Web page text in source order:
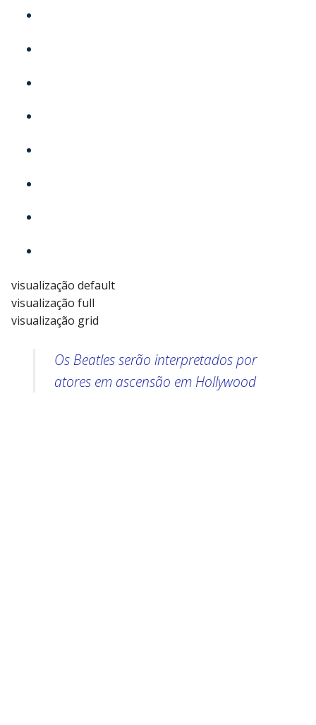
visualização default
visualização full
visualização grid
Os Beatles serão interpretados por
atores em ascensão em Hollywood